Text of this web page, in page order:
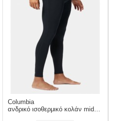
Columbia
ανδρικό ισοθερμικό κολάν midweight stretc (9000119511_1469)